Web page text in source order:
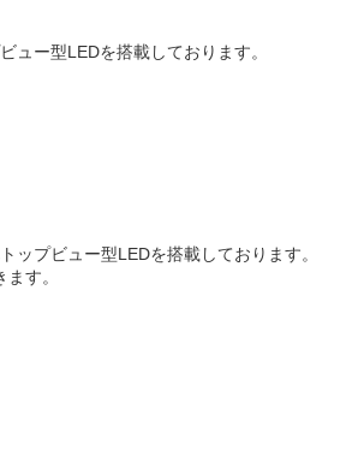
ュー型LEDを搭載しております。
プビュー型LEDを搭載しております。
す。